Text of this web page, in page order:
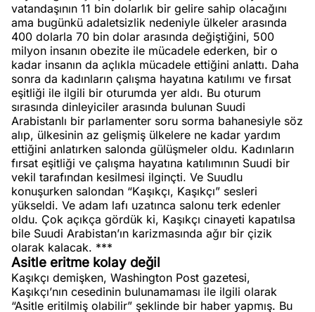
vatandaşının 11 bin dolarlık bir gelire sahip olacağını
ama bugünkü adaletsizlik nedeniyle ülkeler arasında
400 dolarla 70 bin dolar arasında değiştiğini, 500
milyon insanın obezite ile mücadele ederken, bir o
kadar insanın da açlıkla mücadele ettiğini anlattı. Daha
sonra da kadınların çalışma hayatına katılımı ve fırsat
eşitliği ile ilgili bir oturumda yer aldı. Bu oturum
sırasında dinleyiciler arasında bulunan Suudi
Arabistanlı bir parlamenter soru sorma bahanesiyle söz
alıp, ülkesinin az gelişmiş ülkelere ne kadar yardım
ettiğini anlatırken salonda gülüşmeler oldu. Kadınların
fırsat eşitliği ve çalışma hayatına katılımının Suudi bir
vekil tarafından kesilmesi ilginçti. Ve Suudlu
konuşurken salondan “Kaşıkçı, Kaşıkçı” sesleri
yükseldi. Ve adam lafı uzatınca salonu terk edenler
oldu. Çok açıkça gördük ki, Kaşıkçı cinayeti kapatılsa
bile Suudi Arabistan’ın karizmasında ağır bir çizik
olarak kalacak. ***
Asitle eritme kolay değil
Kaşıkçı demişken, Washington Post gazetesi,
Kaşıkçı’nın cesedinin bulunamaması ile ilgili olarak
“Asitle eritilmiş olabilir” şeklinde bir haber yapmış. Bu